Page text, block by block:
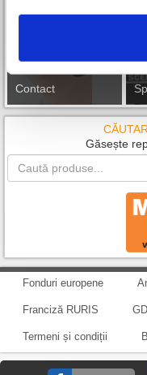
Contact
Găsește
Fonduri europene
Franciză RURIS
Termeni și condiții